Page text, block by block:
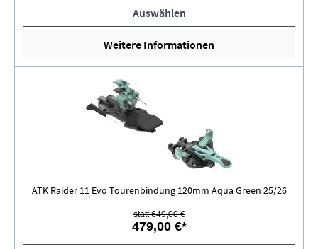
Auswählen
Weitere Informationen
ATK Raider 11 Evo Tourenbindung 120mm Aqua Green 25/26
statt 649,00 €
479,00 €*